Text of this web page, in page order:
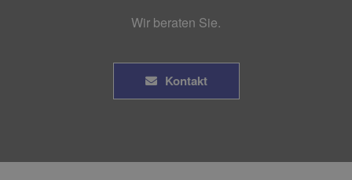
Wir beraten Sie.
Kontakt